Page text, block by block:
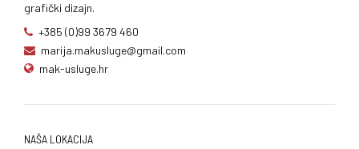
grafički dizajn.
+385 (0)99 3679 460
marija.makusluge@gmail.com
mak-usluge.hr
NAŠA LOKACIJA